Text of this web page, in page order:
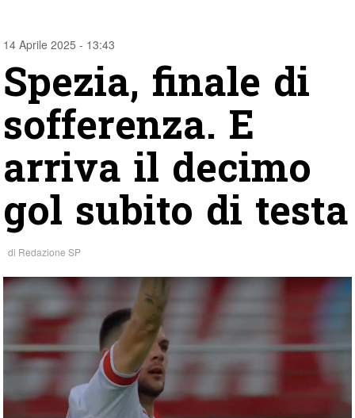
14 Aprile 2025 - 13:43
Spezia, finale di
sofferenza. E
arriva il decimo
gol subito di testa
di Redazione SP